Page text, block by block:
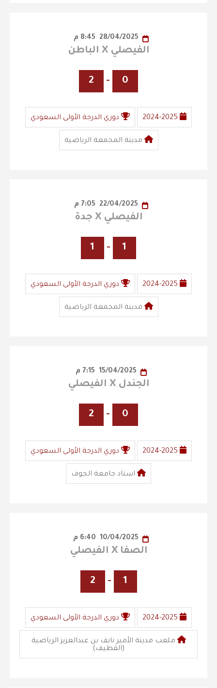
الفيصلي X الباطن
0
-
2
2024-2025 دوري الدرجة الأولى السعودي
مدينة المجمعة الرياضية
الفيصلي X جدة
1
-
1
2024-2025 دوري الدرجة الأولى السعودي
مدينة المجمعة الرياضية
الجندل X الفيصلي
0
-
2
2024-2025 دوري الدرجة الأولى السعودي
استاد جامعة الجوف
الصفا X الفيصلي
1
-
2
2024-2025 دوري الدرجة الأولى السعودي
ملعب مدينة الأمير نايف بن عبدالعزيز الرياضية
(القطيف)